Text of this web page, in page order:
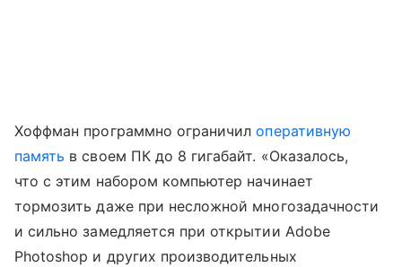
Хоффман программно ограничилоперативную
память в своем ПК до 8 гигабайт. «Оказалось,
что с этим набором компьютер начинает
тормозить даже при несложной многозадачности
и сильно замедляется при открытии Adobe
Photoshop и других производительных